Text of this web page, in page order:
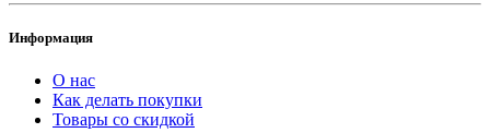
Информация
О нас
Как делать покупки
Товары со скидкой